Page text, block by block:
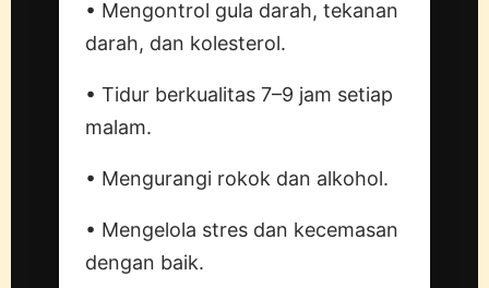
• Mengontrol gula darah, tekanan
darah, dan kolesterol.
• Tidur berkualitas 7–9 jam setiap
malam.
• Mengurangi rokok dan alkohol.
• Mengelola stres dan kecemasan
dengan baik.